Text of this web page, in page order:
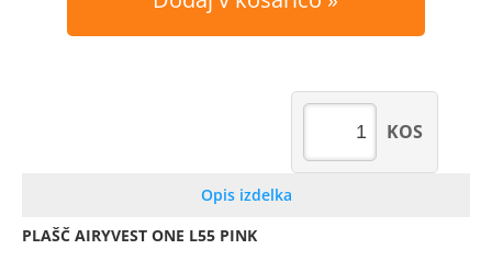
KOS
Opis izdelka
PLAŠČ AIRYVEST ONE L55 PINK